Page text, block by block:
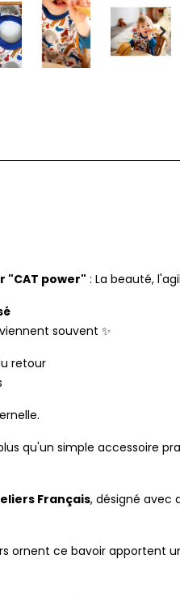
"CAT power" : La beauté,
souvent ✨
retour
qu'un simple
Français, désigné avec
ornent ce bavoir apportent